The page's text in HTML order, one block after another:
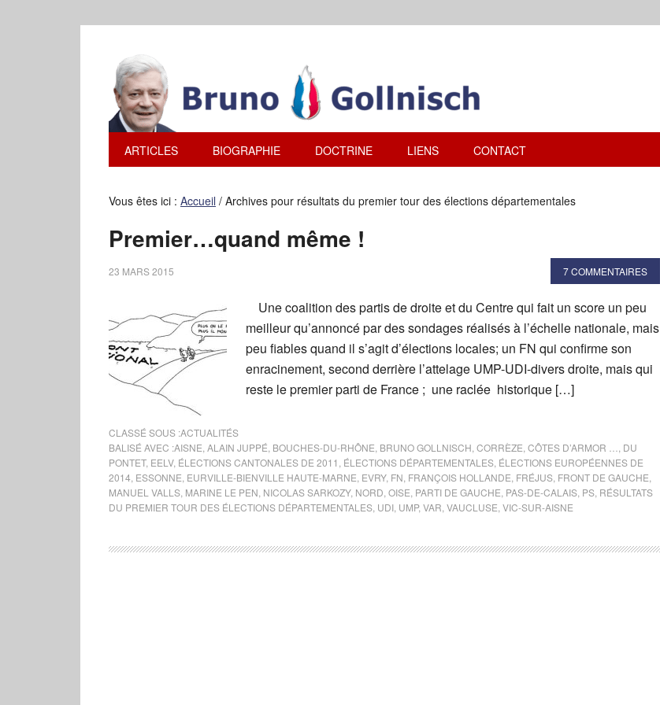
ARTICLES BIOGRAPHIE DOCTRINE LIENS CONTACT
Vous êtes ici : Accueil / Archives pour résultats du premier tour des élections départementales
Premier…quand même !
23 MARS 2015 7 COMMENTAIRES
Une coalition des partis de droite et du Centre qui fait un score un peu
meilleur qu’annoncé par des sondages réalisés à l’échelle nationale, mais
peu fiables quand il s’agit d’élections locales; un FN qui confirme son
enracinement, second derrière l’attelage UMP-UDI-divers droite, mais qui
reste le premier parti de France ; une raclée historique […]
CLASSÉ SOUS :ACTUALITÉS
BALISÉ AVEC :AISNE ALAIN JUPPÉ BOUCHES-DU-RHÔNE BRUNO GOLLNISCH CORRÈZE CÔTES D’ARMOR …
DU
PONTET, EELV, ÉLECTIONS CANTONALES DE 2011 ÉLECTIONS DÉPARTEMENTALES ÉLECTIONS EUROPÉENNES DE
2014 ESSONNE EURVILLE-BIENVILLE HAUTE-MARNE EVRY, FN FRANÇOIS HOLLANDE FRÉJUS FRONT DE GAUCHE
MANUEL VALLS MARINE LE PEN NICOLAS SARKOZY, NORD OISE PARTI DE GAUCHE PAS-DE-CALAIS PS RÉSULTATS
DU PREMIER TOUR DES ÉLECTIONS DÉPARTEMENTALES UDI UMP, VAR VAUCLUSE VIC-SUR-AISNE